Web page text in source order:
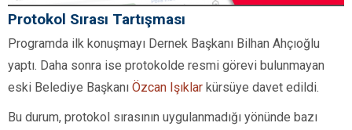
Protokol Sırası Tartışması
Programda ilk konuşmayı Dernek Başkanı Bilhan Ahçıoğlu
yaptı. Daha sonra ise protokolde resmi görevi bulunmayan
eski Belediye Başkanı Özcan Işıklar kürsüye davet edildi.
Bu durum, protokol sırasının uygulanmadığı yönünde bazı